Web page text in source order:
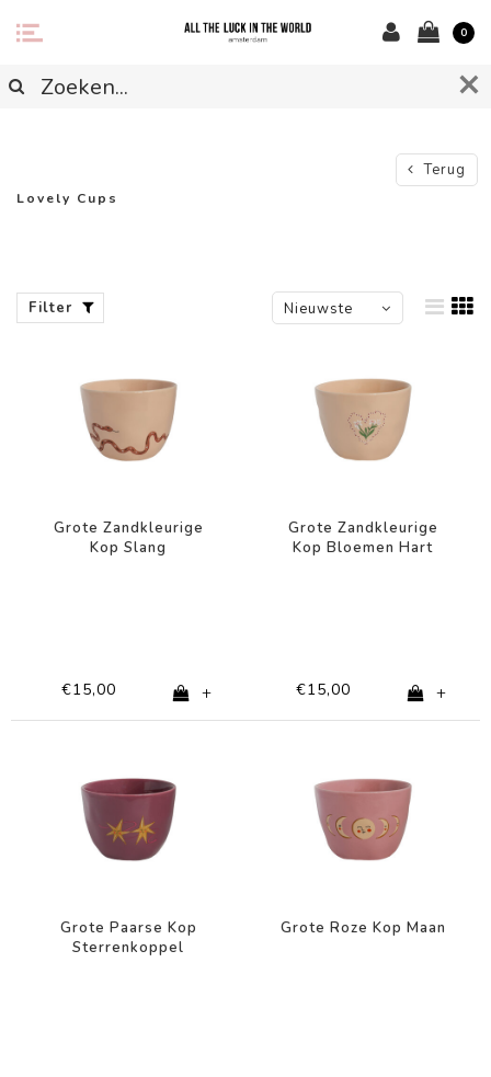
0
Terug
Lovely Cups
Filter
Nieuwste
Grote Zandkleurige
Kop Slang
€15,00 +
Grote Zandkleurige
Kop Bloemen Hart
€15,00 +
Grote Paarse Kop
Sterrenkoppel
Grote Roze Kop Maan